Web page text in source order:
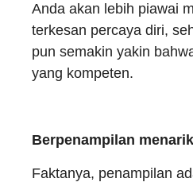
Anda akan lebih piawai
terkesan percaya diri,
pun semakin yakin
yang kompeten.
Berpenampilan menarik
Faktanya, penampilan